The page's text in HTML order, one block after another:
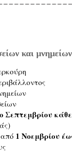
και μνημείων
Σεπτεμβρίου
1 Νοεμβρίου